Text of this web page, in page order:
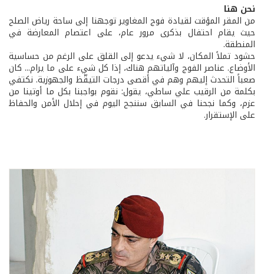
نحن هنا
من المقر المؤقت لقيادة فوج المغاوير توجهنا إلى ساحة رياض الصلح
حيث يقام احتفال بذكرى مرور عام، على اعتصام المعارضة في
المنطقة.
حشود تملاً المكان، لا شيء يدعو إلى القلق على الرغم من حساسية
الأوضاع. عناصر الفوج وآلياتهم هناك، إذا كل شيء على ما يرام... كان
صعباً التحدث إليهم وهم في أقصى درجات التيقّظ والجهوزية. نكتفي
بكلمة من الرقيب علي ساطي، يقول: نقوم بواجبنا بكل ما أوتينا من
عزم، وكما نجحنا في السابق سننجح اليوم في إحلال الأمن والحفاظ
على الإستقرار.